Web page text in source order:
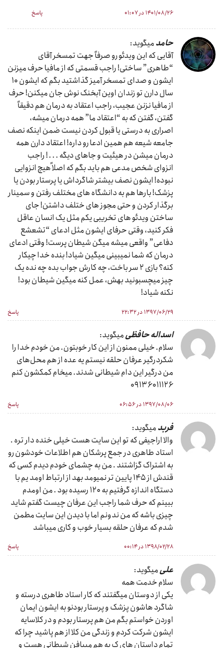
۱۴۰۱/۰۸/۲۶ در ۰۱:۰۷ پاسخ
حامدمیگوید:
آقایی که این ویدئو رو صرفاً جهت تمسخر آقای
“طاهری” ساختی! راجب قسمتی که از مافیا حرف میزنن
ایشون و صدای تمسخر آمیز گذاشتید بگم که ایشون ۱۰
سال دارن تو زندان اوین آبخنک نوش جان میکنن! حرف
از مافیا نزنن عجیب، راجب اعتقاد به درمان هم دقیقاً
گفتن، گفتن که به “اعتقاد ما” همه درمان میشه،
اصراری به درستی یا قبول کردن نیست ضمن اینکه نصف
جامعه شیعه هم همین ادعا رو داره! اعتقاد دارن همه
درمان میشن در هیئیت و جاهای دیگه . . . ! راجب
انزوای شخص مدعی هم باید بگم که اصلاً هیچ انزوایی
نبوده! ایشون نصف بیشتر شاگرداش یا پرستار بودن یا
پزشک! بارها هم به دانشگاه های مختلف رفتن و سمینار
برگذار کردن و حتی مجوز های ختلف داشتن! جای
ساختن ویدئو های تخریبی یکم مثل یک انسان عاقل
فکر کنید، وقتی حرفای ایشون مثل ادعای “تشعشع
دفاعی” واقعی میشه میگن شیطان پرست! وقتی ادعای
درمان که شما نمیبینی میگین شیاد! بنده خدا چیکار
کنه؟ بازی ۲ سر باخت، چه کارش جواب بده چه نده یک
چیز میچسبونید بهش، عمل کنه میگین شیطان بود!
نکنه شیاد!
۱۳۹۷/۰۶/۲۹ در ۲۲:۳۲ پاسخ
اسداله حافظیمیگوید:
سلام. خیلی ممنون از این کار خوبتون. من خودم خدا را
شکردرگیر عرفان حلقه نیستم یه عده از هم محل‌های
من درگیر این دام شیطانی شدند. میخام کمکشون کنم
۰۹۱۳۶۰۱۱۱۲۶
۱۳۹۷/۰۸/۰۶ در ۰۶:۵۶ پاسخ
فربدمیگوید:
والا اراجیفی که تو این سایت هست خیلی خنده دار تره .
استاد طاهری در جمع پرشکان هم اطلاعات خودشون رو
به اشتراک گزاشتند . من به چشمای خودم دیدم کسی که
قندش از ۱۴۵ پایین تر نمیومد بهد از ارتباط اومد یم با
دستگاه اندازه گرفتیم به ۱۲۰ رسیده بود . من اومدم
ببینم که حرف شما راجب این عرفان چیست گفتم شاید
چیزی باشه که من ندونم اما با دیدن این سایت مطمن
شدم که عرفان حلقه بسیار خوب و کاری میباشد
۱۳۹۸/۰۲/۲۸ در ۰۰:۱۴ پاسخ
علیمیگوید:
سلام خدمت همه
یکی از دوستان میگفتند که کار استاد طاهری درسته و
شاگرد هاشون پزشک و پرستار بودنو به ایشون ایمان
اوردن خواستم بگم من هم پرستار بودم و در کلاسایه
ایشون شرکت کردم و زندگی من کلا از هم پاشید چرا که
تمام داستان های ک به هم میبافن شیطانی هست و